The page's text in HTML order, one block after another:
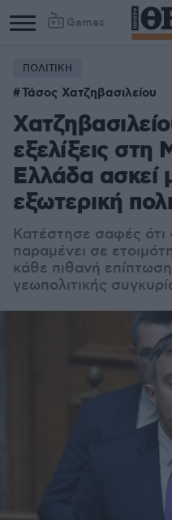
Games
ΠΟΛΙΤΙΚΗ
Τάσος Χατζηβασιλείου
εξελίξεις
Ελλάδα ασκεί
εξωτερική
Κατέστησε σαφές ότι
παραμένει σε
κάθε πιθανή
γεωπολιτικής